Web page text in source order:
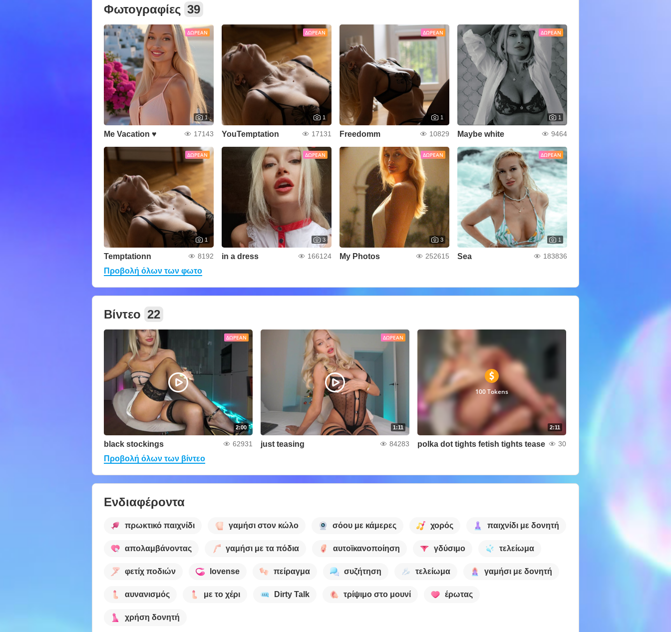
Φωτογραφίες 39
ΔΩΡΕΆΝ
1
Me Vacation ♥️ 17143
ΔΩΡΕΆΝ
1
YouTemptation 17131
ΔΩΡΕΆΝ
1
Freedomm 10829
ΔΩΡΕΆΝ
1
Maybe white 9464
ΔΩΡΕΆΝ
1
Temptationn 8192
ΔΩΡΕΆΝ
3
in a dress 166124
ΔΩΡΕΆΝ
3
My Photos 252615
ΔΩΡΕΆΝ
1
Sea 183836
Προβολή όλων των φωτο
Βίντεο 22
ΔΩΡΕΆΝ
2:00
black stockings 62931
ΔΩΡΕΆΝ
1:11
just teasing 84283
2:11
100 Tokens
polka dot tights fetish tights tease 30
Προβολή όλων των βίντεο
Ενδιαφέροντα
πρωκτικό παιχνίδι γαμήσι στον κώλο σόου με κάμερες χορός παιχνίδι με δονητή
απολαμβάνοντας γαμήσι με τα πόδια αυτοϊκανοποίηση γδύσιμο τελείωμα
φετίχ ποδιών lovense πείραγμα συζήτηση τελείωμα γαμήσι με δονητή
αυνανισμός με το χέρι Dirty Talk τρίψιμο στο μουνί έρωτας
χρήση δονητή